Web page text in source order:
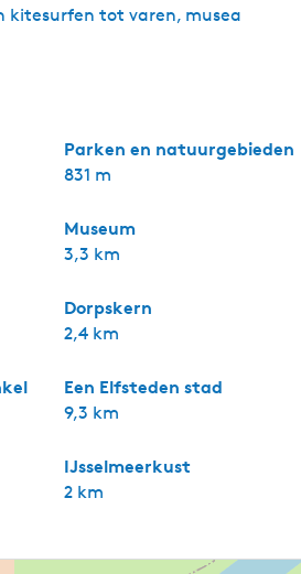
kitesurfen tot varen, musea
Parken en natuurgebieden
831 m
Museum
3,3 km
Dorpskern
2,4 km
Een Elfsteden stad
9,3 km
IJsselmeerkust
2 km